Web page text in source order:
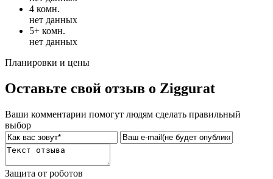
4 комн.
нет данных
5+ комн.
нет данных
Планировки и цены
Оставьте свой отзыв о Ziggurat
Ваши комментарии помогут людям сделать правильный
выбор
Защита от роботов